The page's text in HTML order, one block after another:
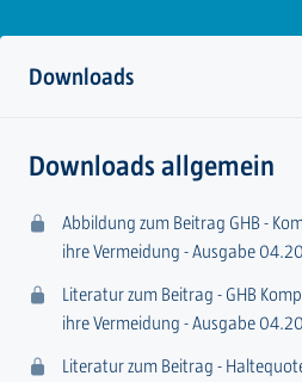
Downloads
Downloads allgemein
Abbildung zum Beitrag GHB -
ihre Vermeidung - Ausgabe
Literatur zum Beitrag - GHB
ihre Vermeidung - Ausgabe
Literatur zum Beitrag -